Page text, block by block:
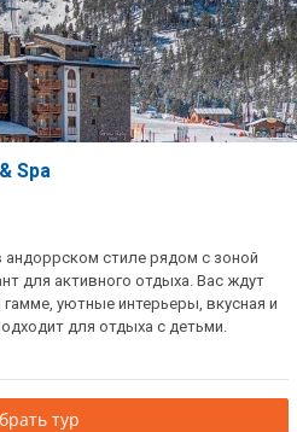
Spa
стиле рядом с зоной
для активного отдыха. Вас ждут
уютные интерьеры, вкусная и
для отдыха с детьми.
тур